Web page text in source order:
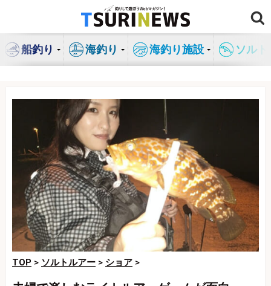
ン
船釣り 海釣り 海釣り施設 ソル
TOP > ソルトルアー > ショア >